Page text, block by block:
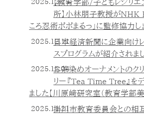
【教育学部/子どもレジリエ
所】小林朋子教授がNHK E
ころ忍術ポポまるっ」に監修協力し
2025.12.11日本経済新聞に企業向け
スプログラムが紹介されま
2025.12.04お茶染めオーナメントのク
リー『Tea Time Tree』を
ました【川原﨑研究室（教育学部美
2025.11.21掛川市教育委員会との相